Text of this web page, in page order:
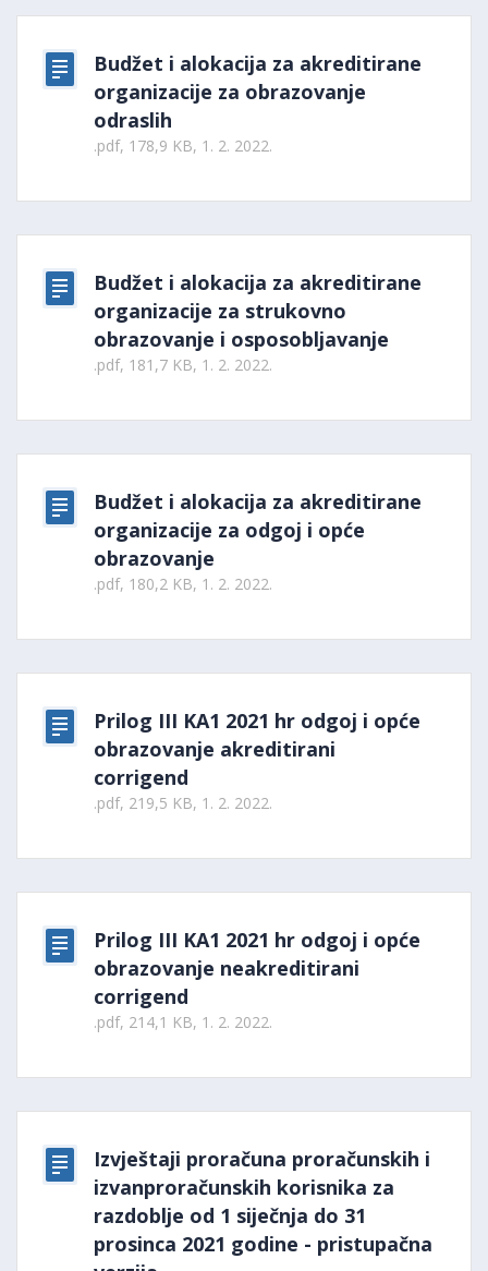
Budžet i alokacija za akreditirane
organizacije za obrazovanje
odraslih
.pdf, 178,9 KB, 1. 2. 2022.
Budžet i alokacija za akreditirane
organizacije za strukovno
obrazovanje i osposobljavanje
.pdf, 181,7 KB, 1. 2. 2022.
Budžet i alokacija za akreditirane
organizacije za odgoj i opće
obrazovanje
.pdf, 180,2 KB, 1. 2. 2022.
Prilog III KA1 2021 hr odgoj i opće
obrazovanje akreditirani
corrigend
.pdf, 219,5 KB, 1. 2. 2022.
Prilog III KA1 2021 hr odgoj i opće
obrazovanje neakreditirani
corrigend
.pdf, 214,1 KB, 1. 2. 2022.
Izvještaji proračuna proračunskih i
izvanproračunskih korisnika za
razdoblje od 1 siječnja do 31
prosinca 2021 godine - pristupačna